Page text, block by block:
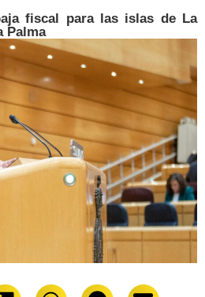
fiscal para las islas de La
Palma